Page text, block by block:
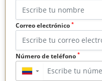
Correo electrónico *
Número de teléfono *
▼